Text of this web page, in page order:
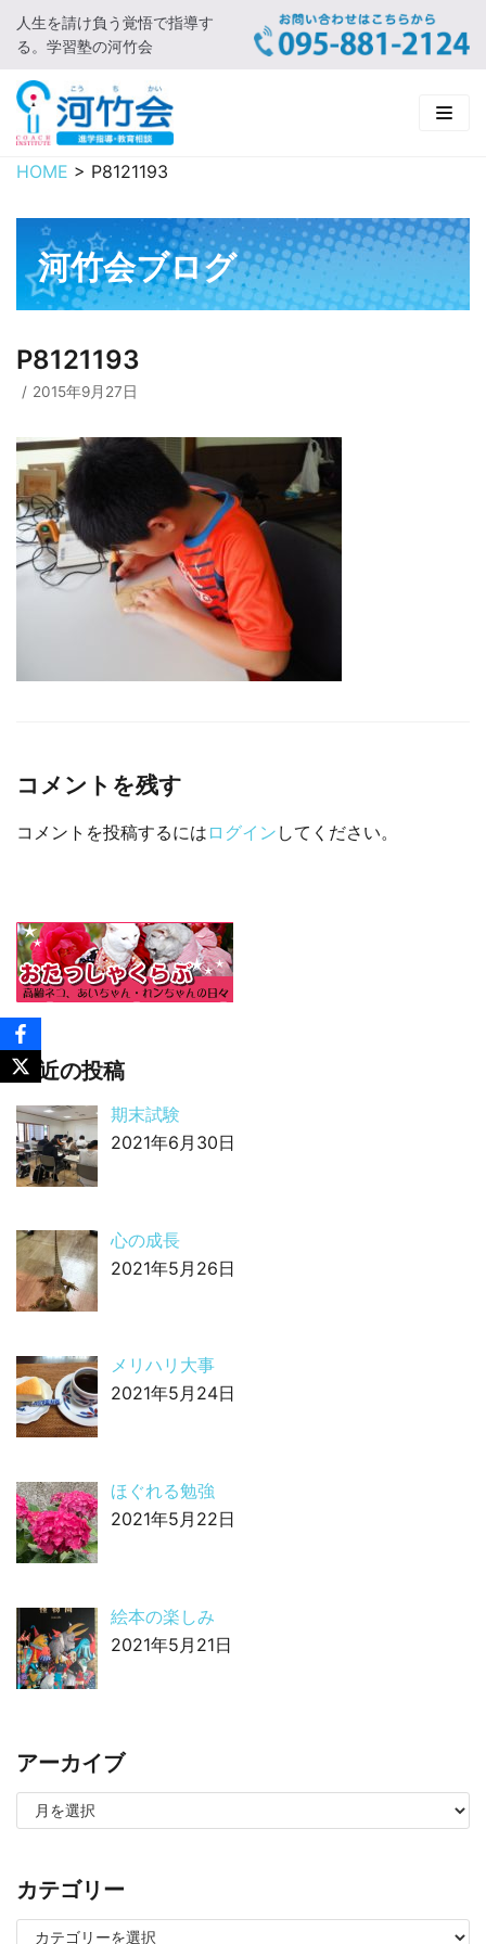
コ
ン
テ
ン
ツ
に
キ
プ
人生を請け負う覚悟で指導す
る。学習塾の河竹会
HOME
新着情報
□ お知らせ
河竹会について
□ 河竹会について
□ よくあるご質問
□ 小学部
□ 高校部
□ 有料体験指導
実 績
□ 2019年合格体験記
HOME > P8121193
河竹会ブログ
P8121193
2015年9月27日
コメントを残す
コメントを投稿するには ログイン してください。
最近の投稿
期末試験
2021年6月30日
心の成長
2021年5月26日
メリハリ大事
2021年5月24日
ほぐれる勉強
2021年5月22日
絵本の楽しみ
2021年5月21日
アーカイブ
カテゴリー